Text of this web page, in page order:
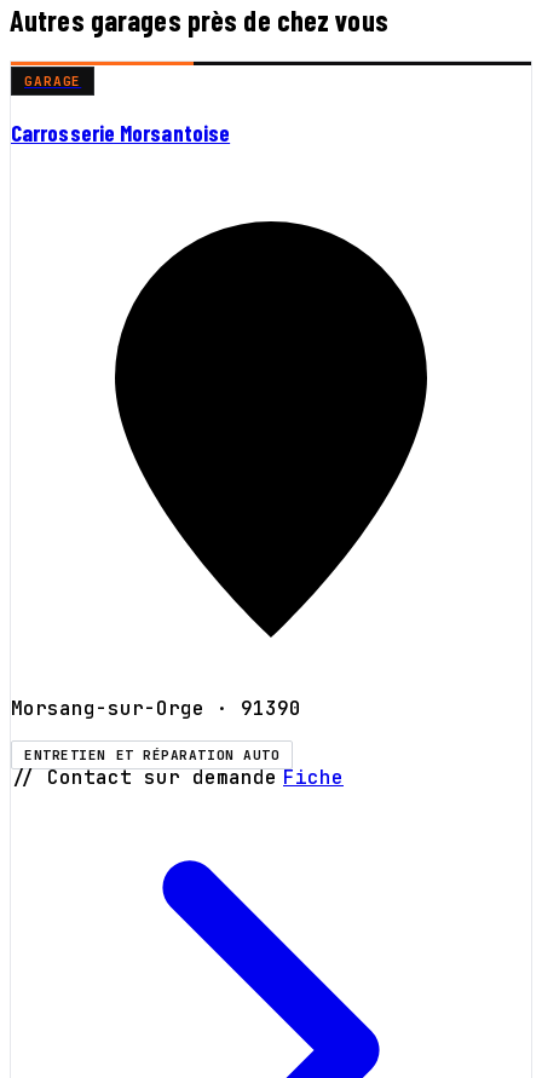
Autres garages près de chez vous
GARAGE
Carrosserie Morsantoise
Morsang-sur-Orge · 91390
ENTRETIEN ET RÉPARATION AUTO
// Contact sur demande Fiche